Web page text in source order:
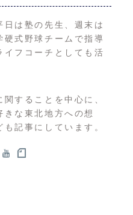
日は塾の先生、週末は
硬式野球チームで指導
イフコーチとしても活
することを中心に、
きな東北地方への想
記事にしています。